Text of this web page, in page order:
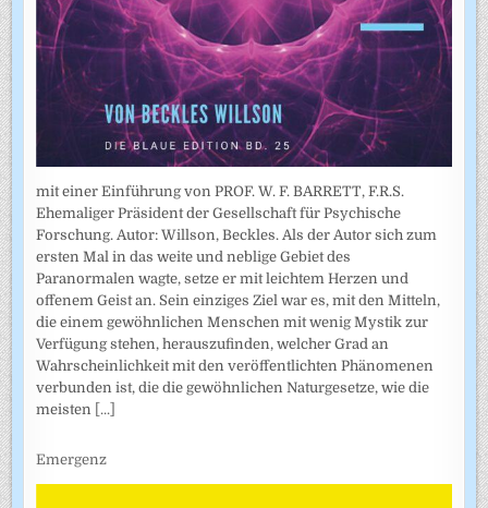
mit einer Einführung von PROF. W. F. BARRETT, F.R.S.
Ehemaliger Präsident der Gesellschaft für Psychische
Forschung. Autor: Willson, Beckles. Als der Autor sich zum
ersten Mal in das weite und neblige Gebiet des
Paranormalen wagte, setze er mit leichtem Herzen und
offenem Geist an. Sein einziges Ziel war es, mit den Mitteln,
die einem gewöhnlichen Menschen mit wenig Mystik zur
Verfügung stehen, herauszufinden, welcher Grad an
Wahrscheinlichkeit mit den veröffentlichten Phänomenen
verbunden ist, die die gewöhnlichen Naturgesetze, wie die
meisten [...]
Emergenz